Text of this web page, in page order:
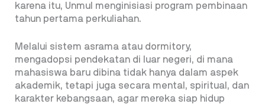
karena itu, Unmul menginisiasi program pembinaan
tahun pertama perkuliahan.
Melalui sistem asrama atau dormitory,
mengadopsi pendekatan di luar negeri, di mana
mahasiswa baru dibina tidak hanya dalam aspek
akademik, tetapi juga secara mental, spiritual, dan
karakter kebangsaan, agar mereka siap hidup